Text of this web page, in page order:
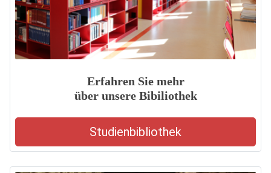
Erfahren Sie mehr
über unsere Bibiliothek
Studienbibliothek